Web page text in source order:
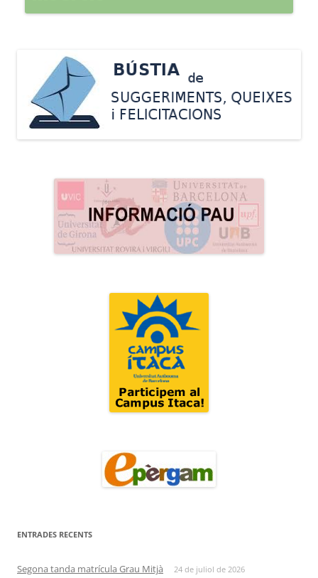
ENTRADES RECENTS
Segona tanda matrícula Grau Mitjà 24 de juliol de 2026